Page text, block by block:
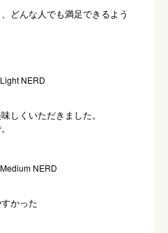
どんな人でも満足できるよう
NERD
しくいただきました。
NERD
かった